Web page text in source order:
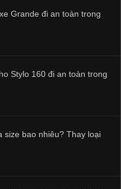
Grande đi an toàn trong
Stylo 160 đi an toàn trong
size bao nhiêu? Thay loại